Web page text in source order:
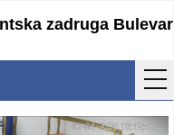
zadruga Bulevar